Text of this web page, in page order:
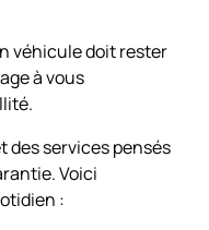
véhicule doit rester
à vous
des services pensés
Voici
: